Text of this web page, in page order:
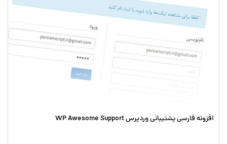
افزونه فارسی پشتیبانی وردپرس WP Awesome Support